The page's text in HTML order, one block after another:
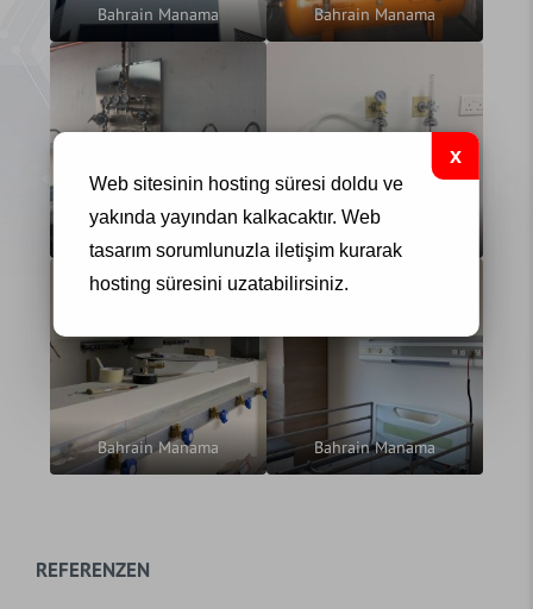
Web sitesinin hosting süresi doldu ve
yakında yayından kalkacaktır. Web
tasarımsorumlunuzla iletişim kurarak
hosting süresini uzatabilirsiniz.
Bahrain Manama Bahrain Manama
Bahrain Manama Bahrain Manama
Bahrain Manama Bahrain Manama
REFERENZEN